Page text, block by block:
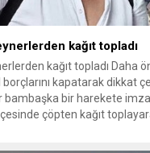
kağıt topladı
kağıt topladı Daha
kapatarak dikkat
bambaşka bir harekete imza
çöpten kağıt